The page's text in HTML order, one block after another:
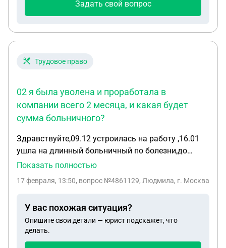
экран сняли аккуратно, он целый. Телевизор не
теперь быть с юридечиской стороны и доказать
Задать свой вопрос
Трудовое право
02 я была уволена и проработала в
компании всего 2 месяца, и какая будет
сумма больничного?
Здравствуйте,09.12 устроилась на работу ,16.01
ушла на длинный больничный по болезни,до
5.02,его мне оплатили. 05.02 я начала проходить
открыли больничный с 05.02 по 20.02 ,сегодня
продлевать до 6.03.16.02 было мое увольнение по
собственному желанию ,но я нахожусь на
больничном из за лечения в дневном
Показать полностью
17 февраля, 13:50, вопрос №4861129, Людмила, г. Москва
У вас похожая ситуация?
Опишите свои детали — юрист подскажет, что
делать.